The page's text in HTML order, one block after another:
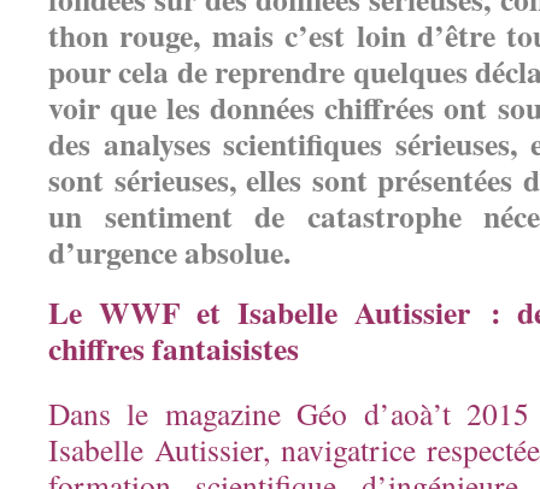
thon rouge, mais c’est loin d’être
pour cela de reprendre quelques
voir que les données chiffrées ont
des analyses scientifiques
sont sérieuses, elles sont
un sentiment de catastrophe
d’urgence absolue.
Le WWF et Isabelle Autissier :
chiffres fantaisistes
Dans le magazine Géo d’aoà’t
Isabelle Autissier, navigatrice